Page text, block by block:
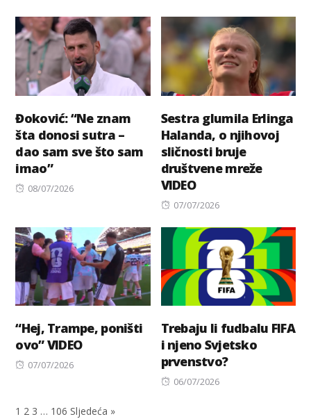
Đoković: “Ne znam
šta donosi sutra –
dao sam sve što sam
imao”
Posted
08/07/2026
Sestra glumila Erlinga
Halanda, o njihovoj
sličnosti bruje
društvene mreže
VIDEO
Posted
07/07/2026
“Hej, Trampe, poništi
ovo” VIDEO
Posted
07/07/2026
Trebaju li fudbalu FIFA
i njeno Svjetsko
prvenstvo?
Posted
06/07/2026
1 2 3 … 106 Sljedeća »